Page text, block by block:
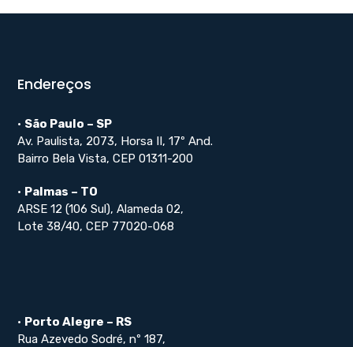
Endereços
• São Paulo – SP
Av. Paulista, 2073, Horsa II, 17º And.
Bairro Bela Vista, CEP 01311-200
• Palmas – TO
ARSE 12 (106 Sul), Alameda 02,
Lote 38/40, CEP 77020-068
• Porto Alegre – RS
Rua Azevedo Sodré, nº 187,